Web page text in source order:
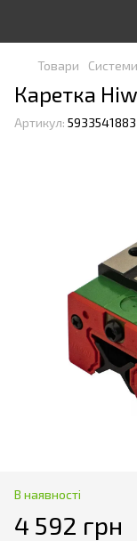
Товари
Каретка
Артикул:
В наявності
4 592 грн